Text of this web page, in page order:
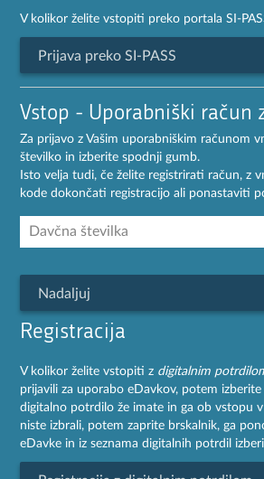
V kolikor želite vstopiti preko portala SI-
Prijava preko SI-PASS
Vstop - Uporabniški račun
Za prijavo z Vašim uporabniškim računom
številko in izberite spodnji gumb.
Isto velja tudi, če želite registrirati račun, z
kode dokončati registracijo ali ponastaviti
Nadaljuj
Registracija
V kolikor želite vstopiti z digitalnim
prijavili za uporabo eDavkov, potem
digitalno potrdilo že imate in ga ob vstopu
niste izbrali, potem zaprite brskalnik, ga
eDavke in iz seznama digitalnih potrdil